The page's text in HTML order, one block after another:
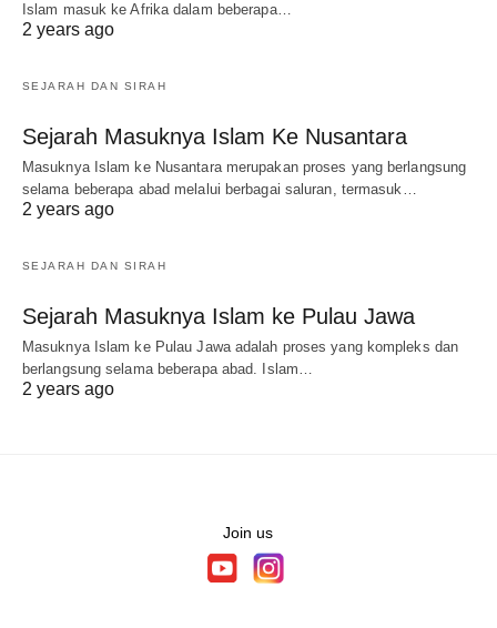
Islam masuk ke Afrika dalam beberapa…
2 years ago
SEJARAH DAN SIRAH
Sejarah Masuknya Islam Ke Nusantara
Masuknya Islam ke Nusantara merupakan proses yang berlangsung
selama beberapa abad melalui berbagai saluran, termasuk…
2 years ago
SEJARAH DAN SIRAH
Sejarah Masuknya Islam ke Pulau Jawa
Masuknya Islam ke Pulau Jawa adalah proses yang kompleks dan
berlangsung selama beberapa abad. Islam…
2 years ago
Join us